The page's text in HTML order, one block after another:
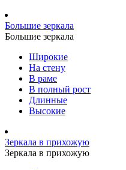
Большие зеркала
Большие зеркала
Широкие
На стену
В раме
В полный рост
Длинные
Высокие
Зеркала в прихожую
Зеркала в прихожую